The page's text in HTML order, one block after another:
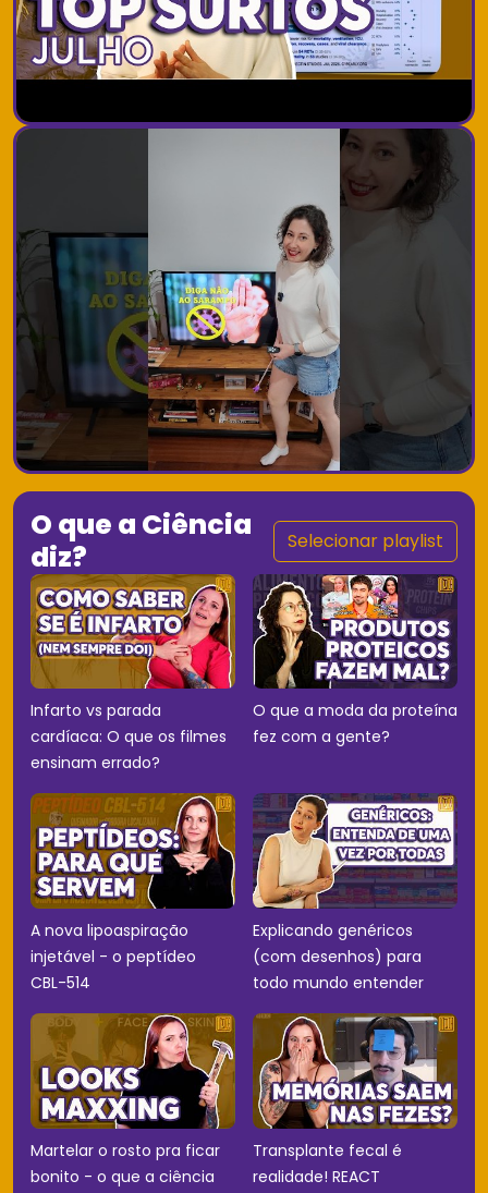
O que a Ciência
diz?
Selecionar playlist
Infarto vs parada
cardíaca: O que os filmes
ensinam errado?
O que a moda da proteína
fez com a gente?
A nova lipoaspiração
injetável - o peptídeo
CBL-514
Explicando genéricos
(com desenhos) para
todo mundo entender
Martelar o rosto pra ficar
bonito - o que a ciência
Transplante fecal é
realidade! REACT